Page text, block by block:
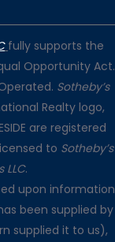
fully supports the
Opportunity Act.
Sotheby’s
Realty logo,
are registered
to Sotheby’s
LLC.
upon information
been supplied by
supplied it to us),